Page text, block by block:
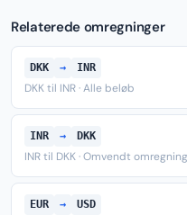
Relaterede omregninger
DKK → INR
DKK til INR · Alle beløb
INR → DKK
INR til DKK · Omvendt omregning
EUR → USD